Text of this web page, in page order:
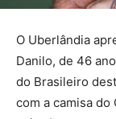
O Uberlândia
Danilo, de 46
do Brasileiro
com a camisa do